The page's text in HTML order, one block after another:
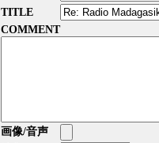
TITLE
COMMENT
画像/音声